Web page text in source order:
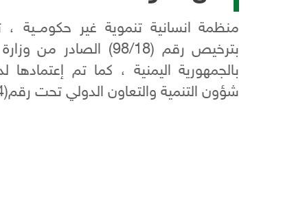
بترخيص رقم (98/18)
بالجمهورية اليمنية ، كما تم إعتمادها
شؤون التنمية والتعاون الدولي تحت رقم(1184).